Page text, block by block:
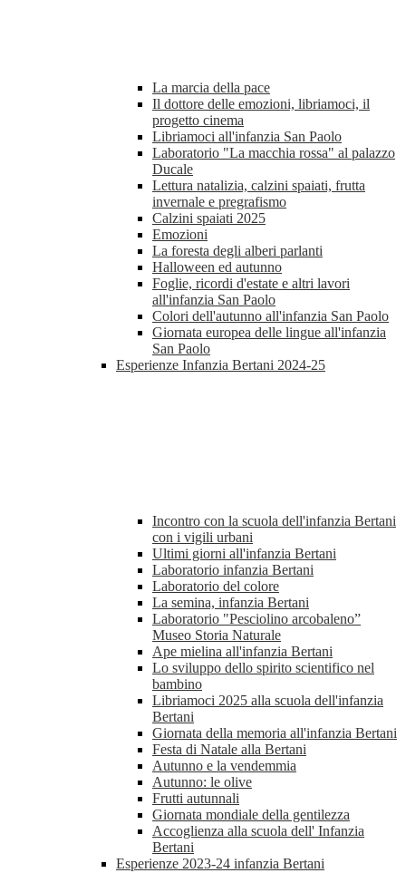
La marcia della pace
Il dottore delle emozioni, libriamoci, il
progetto cinema
Libriamoci all'infanzia San Paolo
Laboratorio "La macchia rossa" al palazzo
Ducale
Lettura natalizia, calzini spaiati, frutta
invernale e pregrafismo
Calzini spaiati 2025
Emozioni
La foresta degli alberi parlanti
Halloween ed autunno
Foglie, ricordi d'estate e altri lavori
all'infanzia San Paolo
Colori dell'autunno all'infanzia San Paolo
Giornata europea delle lingue all'infanzia
San Paolo
Esperienze Infanzia Bertani 2024-25
Incontro con la scuola dell'infanzia Bertani
con i vigili urbani
Ultimi giorni all'infanzia Bertani
Laboratorio infanzia Bertani
Laboratorio del colore
La semina, infanzia Bertani
Laboratorio "Pesciolino arcobaleno”
Museo Storia Naturale
Ape mielina all'infanzia Bertani
Lo sviluppo dello spirito scientifico nel
bambino
Libriamoci 2025 alla scuola dell'infanzia
Bertani
Giornata della memoria all'infanzia Bertani
Festa di Natale alla Bertani
Autunno e la vendemmia
Autunno: le olive
Frutti autunnali
Giornata mondiale della gentilezza
Accoglienza alla scuola dell' Infanzia
Bertani
Esperienze 2023-24 infanzia Bertani